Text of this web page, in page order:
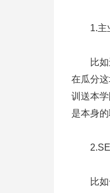
1.主业
比如还
在瓜分
训送本
是本身
比如一